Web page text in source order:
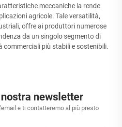
meccaniche la rende
agricole. Tale versatilità,
offre ai produttori numerose
da un singolo segmento di
più stabili e sostenibili.
newsletter
e ti contatteremo al più presto